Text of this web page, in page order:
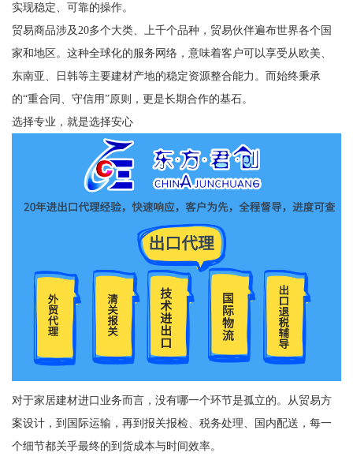
实现稳定、可靠的操作。
贸易商品涉及20多个大类、上千个品种，贸易伙伴遍布世界各个国
家和地区。这种全球化的服务网络，意味着客户可以享受从欧美、
东南亚、日韩等主要建材产地的稳定资源整合能力。而始终秉承
的“重合同、守信用”原则，更是长期合作的基石。
选择专业，就是选择安心
对于家居建材进口业务而言，没有哪一个环节是孤立的。从贸易方
案设计，到国际运输，再到报关报检、税务处理、国内配送，每一
个细节都关乎最终的到货成本与时间效率。